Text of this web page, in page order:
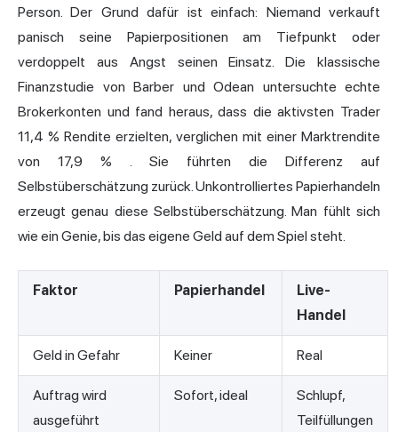
Person. Der Grund dafür ist einfach: Niemand verkauft
panisch seine Papierpositionen am Tiefpunkt oder
verdoppelt aus Angst seinen Einsatz. Die klassische
Finanzstudie von Barber und Odean untersuchte echte
Brokerkonten und fand heraus, dass dieaktivsten Trader
11,4 % Rendite erzielten, verglichen mit einer Marktrendite
von 17,9 % . Sie führten die Differenz auf
Selbstüberschätzung zurück. Unkontrolliertes Papierhandeln
erzeugt genau diese Selbstüberschätzung. Man fühlt sich
wie ein Genie, bis das eigene Geld auf dem Spiel steht.
Faktor Papierhandel
Live-
Handel
Geld in Gefahr Keiner Real
Auftrag wird
ausgeführt
Sofort, ideal
Schlupf,
Teilfüllungen